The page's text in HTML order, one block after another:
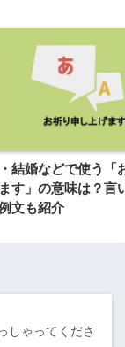
結婚などで使う「
ます」の意味は？言
文も紹介
しゃってくださ